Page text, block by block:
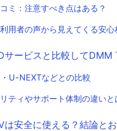
ミ：注意すべき点はある？
用者の声から見えてくる安心
サービスと比較してDMM
U-NEXTなどとの比較
ティやサポート体制の違いと
は安全に使える？結論と